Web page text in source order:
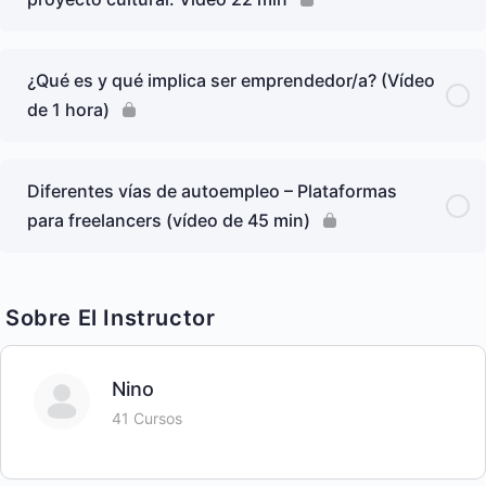
¿Qué es y qué implica ser emprendedor/a? (Vídeo
de 1 hora)
Diferentes vías de autoempleo – Plataformas
para freelancers (vídeo de 45 min)
Sobre El Instructor
Nino
41 Cursos